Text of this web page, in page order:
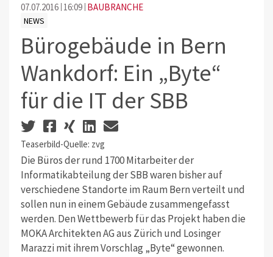
07.07.2016 16:09 BAUBRANCHE
NEWS
Bürogebäude in Bern
Wankdorf: Ein „Byte“
für die IT der SBB
Teaserbild-Quelle: zvg
Die Büros der rund 1700 Mitarbeiter der
Informatikabteilung der SBB waren bisher auf
verschiedene Standorte im Raum Bern verteilt und
sollen nun in einem Gebäude zusammengefasst
werden. Den Wettbewerb für das Projekt haben die
MOKA Architekten AG aus Zürich und Losinger
Marazzi mit ihrem Vorschlag „Byte“ gewonnen.